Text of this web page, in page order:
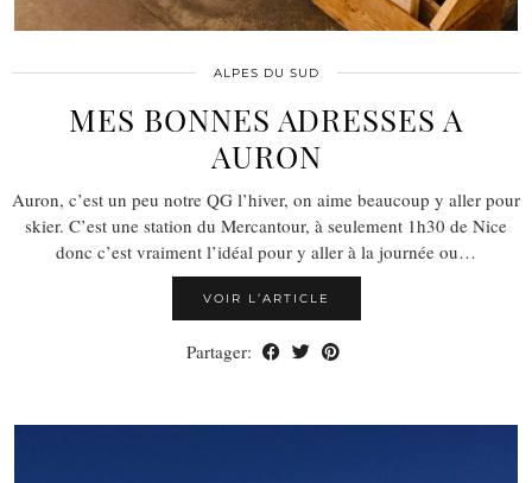
ALPES DU SUD
MES BONNES ADRESSES A
AURON
Auron, c’est un peu notre QG l’hiver, on aime beaucoup y aller pour
skier. C’est une station du Mercantour, à seulement 1h30 de Nice
donc c’est vraiment l’idéal pour y aller à la journée ou…
VOIR L’ARTICLE
Partager: